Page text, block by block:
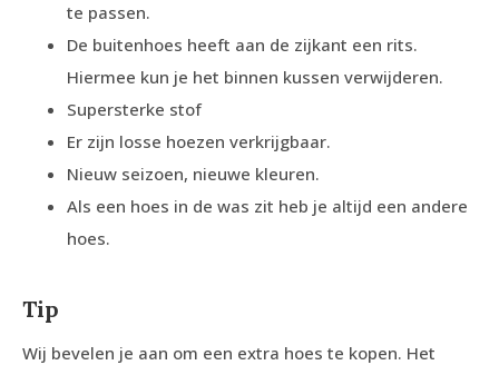
te passen.
De buitenhoes heeft aan de zijkant een rits.
Hiermee kun je het binnen kussen verwijderen.
Supersterke stof
Er zijn losse hoezen verkrijgbaar.
Nieuw seizoen, nieuwe kleuren.
Als een hoes in de was zit heb je altijd een andere
hoes.
Tip
Wij bevelen je aan om een extra hoes te kopen. Het